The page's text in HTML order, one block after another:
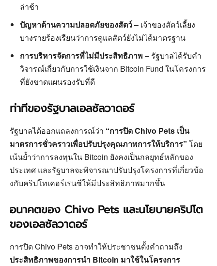
ล่าช้า
ปัญหาด้านความปลอดภัยของสัตว์– เจ้าของสัตว์เลี้ยง
บางรายร้องเรียนว่าการดูแลสัตว์ยังไม่ได้มาตรฐาน
การบริหารจัดการที่ไม่มีประสิทธิภาพ – รัฐบาลได้รับคำ
วิจารณ์เกี่ยวกับการใช้เงินจาก Bitcoin Fund ในโครงการ
ที่ยังขาดแผนรองรับที่ดี
ท่าทีของรัฐบาลเอลซัลวาดอร์
รัฐบาลได้ออกแถลงการณ์ว่า “การปิด Chivo Pets เป็น
มาตรการชั่วคราวเพื่อปรับปรุงคุณภาพการให้บริการ” โดย
เน้นย้ำว่าการลงทุนใน Bitcoin ยังคงเป็นกลยุทธ์หลักของ
ประเทศ และรัฐบาลจะพิจารณาปรับปรุงโครงการที่เกี่ยวข้อ
งกับคริปโทเคอร์เรนซีให้มีประสิทธิภาพมากขึ้น
อนาคตของ Chivo Pets และนโยบายคริปโต
ของเอลซัลวาดอร์
การปิด Chivo Pets อาจทำให้ประชาชนตั้งคำถามถึง
ประสิทธิภาพของการนำ Bitcoin มาใช้ในโครงการ